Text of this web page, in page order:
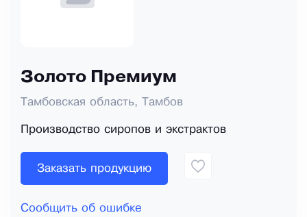
Золото Премиум
Тамбовская область, Тамбов
Производство сиропов и экстрактов
Заказать продукцию
Сообщить об ошибке